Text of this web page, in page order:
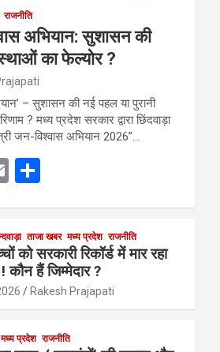
राजनीति
अभियान: सुशासन की
का फेल्योर ?
– सुशासन की नई पहल या पुरानी
? मध्य प्रदेश सरकार द्वारा छिंदवाड़ा
जन-विश्वास अभियान 2026”…
E
e
ताजा खबर मध्य प्रदेश राजनीति
को सरकारी रिकॉर्ड में मार रहा
कौन हैं जिम्मेदार ?
Rakesh Prajapati
मध्य प्रदेश राजनीति